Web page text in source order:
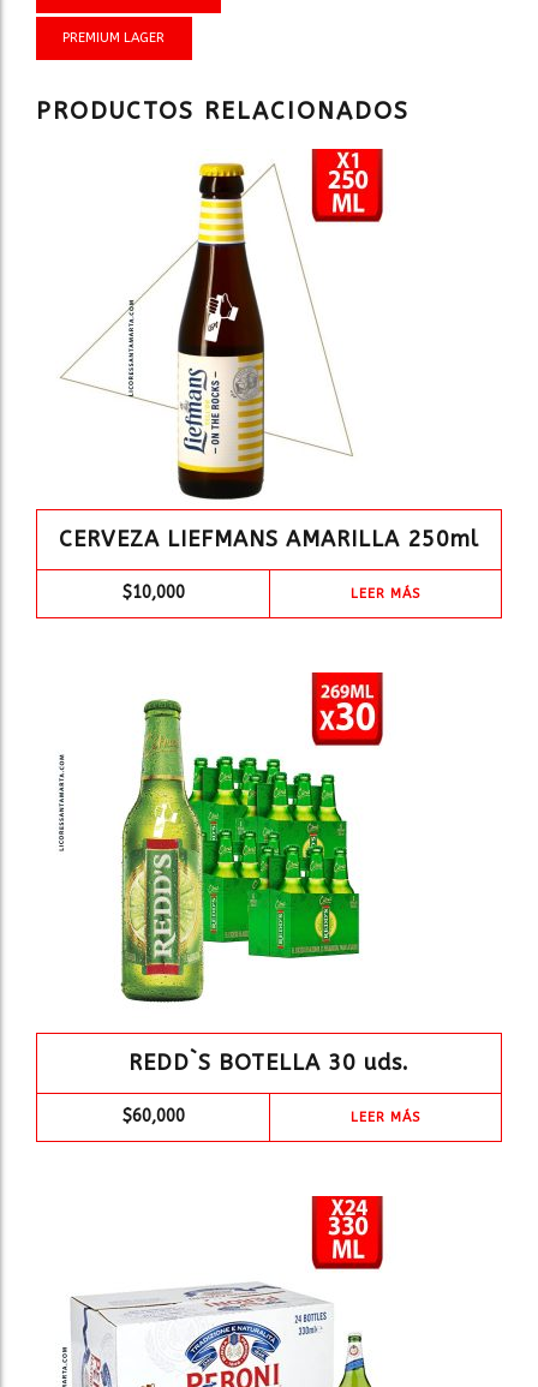
PREMIUM LAGER
PRODUCTOS RELACIONADOS
CERVEZA LIEFMANS AMARILLA 250ml
$10,000 LEER MÁS
REDD`S BOTELLA 30 uds.
$60,000 LEER MÁS